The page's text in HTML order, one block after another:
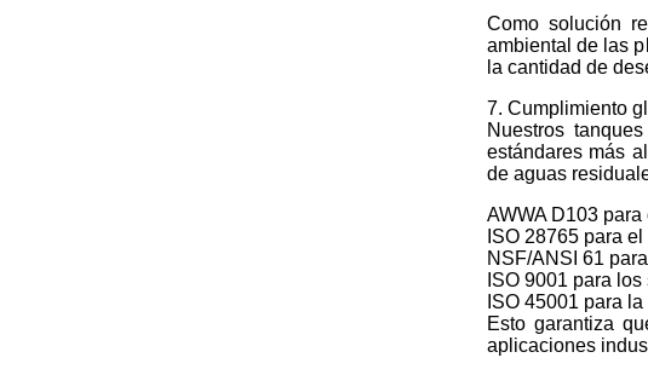
Como solución
ambiental de las
la cantidad de
7. Cumplimiento
Nuestros
estándares más
de aguas
AWWA D103
ISO 28765 para
NSF/ANSI 61
ISO 9001 para
ISO 45001 para
Esto garantiza
aplicaciones